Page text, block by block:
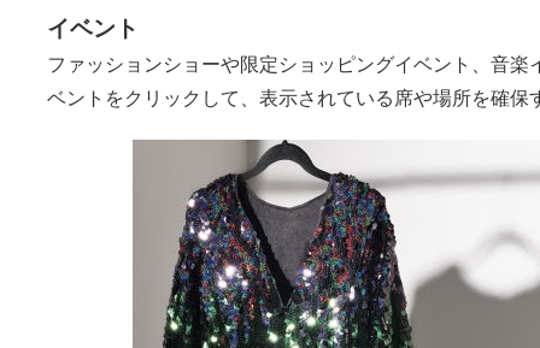
イベント
ファッションショーや限定ショッピングイベント、音
ベントをクリックして、表示されている席や場所を確保